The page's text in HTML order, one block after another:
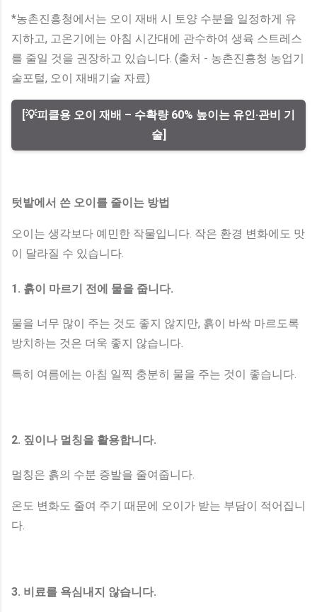
*농촌진흥청에서는 오이 재배 시 토양 수분을 일정하게 유
지하고, 고온기에는 아침 시간대에 관수하여 생육 스트레스
를 줄일 것을 권장하고 있습니다. (출처 - 농촌진흥청 농업기
술포털, 오이 재배기술 자료)
[💡피클용 오이 재배 – 수확량 60% 높이는 유인·관비 기
술]
텃밭에서 쓴 오이를 줄이는 방법
오이는 생각보다 예민한 작물입니다. 작은 환경 변화에도 맛
이 달라질 수 있습니다.
1. 흙이 마르기 전에 물을 줍니다.
물을 너무 많이 주는 것도 좋지 않지만, 흙이 바싹 마르도록
방치하는 것은 더욱 좋지 않습니다.
특히 여름에는 아침 일찍 충분히 물을 주는 것이 좋습니다.
2. 짚이나 멀칭을 활용합니다.
멀칭은 흙의 수분 증발을 줄여줍니다.
온도 변화도 줄여 주기 때문에 오이가 받는 부담이 적어집니
다.
3. 비료를 욕심내지 않습니다.